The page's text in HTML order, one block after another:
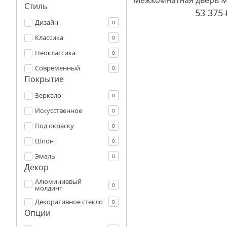
Стиль
Дизайн 0
Классика 0
Неоклассика 0
Современный 0
Покрытие
Зеркало 0
Искусственное 0
Под окраску 0
Шпон 0
Эмаль 0
Декор
Алюминиевый
молдинг 0
Декоративное стекло 0
Опции
53 375